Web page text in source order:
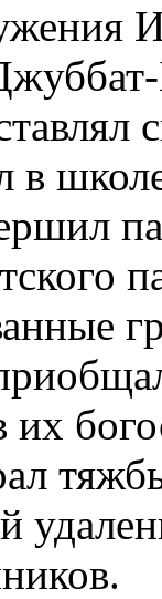
в
их